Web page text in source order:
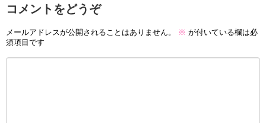
コメントをどうぞ
メールアドレスが公開されることはありません。 ※ が付いている欄は必
須項目です